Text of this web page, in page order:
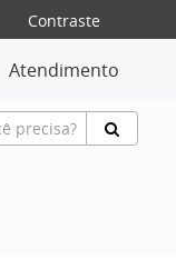
Contraste
Atendimento